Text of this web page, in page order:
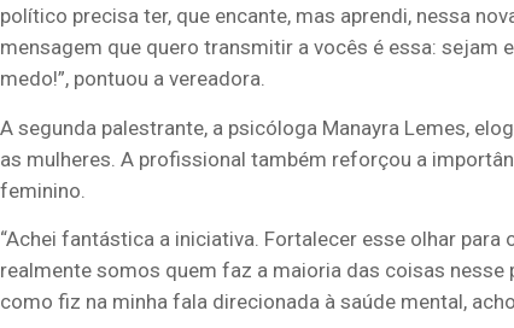
político precisa ter, que encante, mas aprendi, nessa
mensagem que quero transmitir a vocês é essa: sejam
medo!”, pontuou a vereadora.
A segunda palestrante, a psicóloga Manayra Lemes,
as mulheres. A profissional também reforçou a
feminino.
“Achei fantástica a iniciativa. Fortalecer esse olhar
realmente somos quem faz a maioria das coisas
como fiz na minha fala direcionada à saúde mental,